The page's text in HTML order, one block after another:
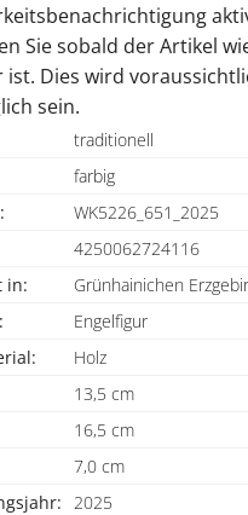
Sie sobald der Artikel
ist. Dies wird
sein.
traditionell
farbig
WK5226_651_2025
4250062724116
in:
Grünhainichen
Engelfigur
Holz
13,5 cm
16,5 cm
7,0 cm
2025